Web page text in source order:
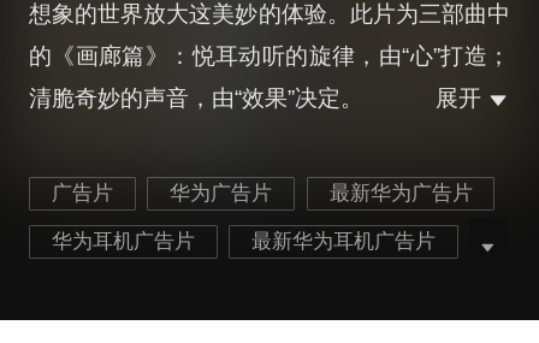
想象的世界放大这美妙的体验。此片为三部曲中
的《画廊篇》：悦耳动听的旋律，由“心”打造；
清脆奇妙的声音，由“效果”决定。
展开
广告片 华为广告片 最新华为广告片
华为耳机广告片 最新华为耳机广告片